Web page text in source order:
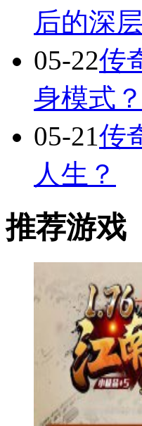
后的深
05-22传
身模式？
05-21传
人生？
推荐游戏